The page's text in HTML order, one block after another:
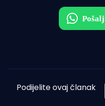
Podijelite ovaj članak